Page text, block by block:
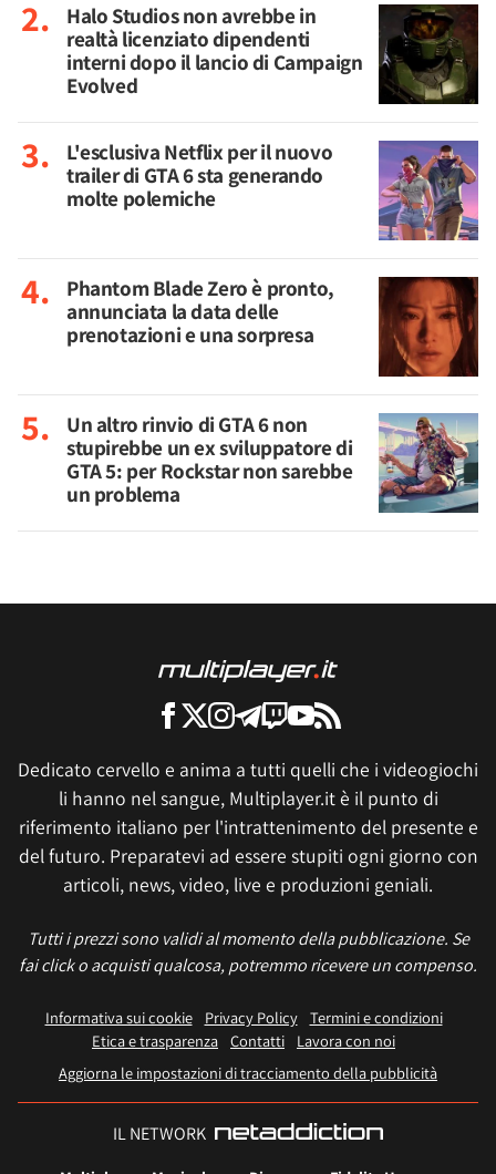
Halo Studios non avrebbe in
realtà licenziato dipendenti
interni dopo il lancio di Campaign
Evolved
L'esclusiva Netflix per il nuovo
trailer di GTA 6 sta generando
molte polemiche
Phantom Blade Zero è pronto,
annunciata la data delle
prenotazioni e una sorpresa
Un altro rinvio di GTA 6 non
stupirebbe un ex sviluppatore di
GTA 5: per Rockstar non sarebbe
un problema
Dedicato cervello e anima a tutti quelli che i videogiochi
li hanno nel sangue, Multiplayer.it è il punto di
riferimento italiano per l'intrattenimento del presente e
del futuro. Preparatevi ad essere stupiti ogni giorno con
articoli, news, video, live e produzioni geniali.
Tutti i prezzi sono validi al momento della pubblicazione. Se
fai click o acquisti qualcosa, potremmo ricevere un compenso.
Informativa sui cookie Privacy Policy
Termini e condizioni
Etica e trasparenza Contatti
Lavora con noi
Aggiorna le impostazioni di tracciamento della pubblicità
IL NETWORK